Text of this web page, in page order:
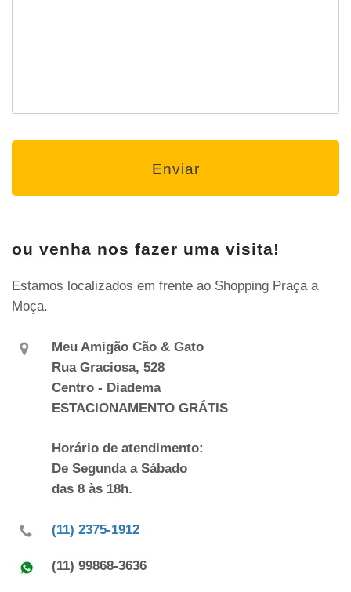
ou venha nos fazer uma visita!
Estamos localizados em frente ao Shopping Praça a
Moça.
Meu Amigão Cão & Gato
Rua Graciosa, 528
Centro - Diadema
ESTACIONAMENTO GRÁTIS
Horário de atendimento:
De Segunda a Sábado
das 8 às 18h.
(11) 2375-1912
(11) 99868-3636